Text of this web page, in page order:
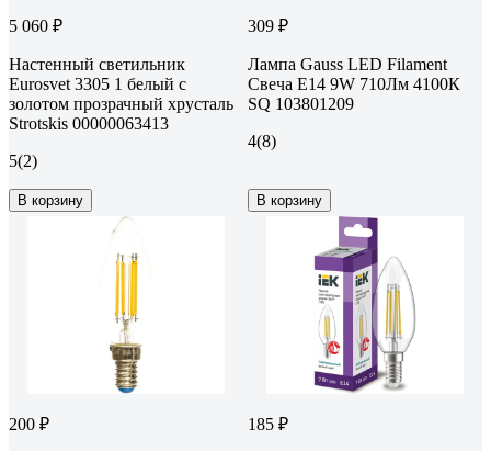
5 060 ₽
Настенный светильник
Eurosvet 3305 1 белый с
золотом прозрачный хрусталь
Strotskis 00000063413
5(2)
В корзину
309 ₽
Лампа Gauss LED Filament
Свеча E14 9W 710Лм 4100К
SQ 103801209
4(8)
В корзину
200 ₽ 185 ₽